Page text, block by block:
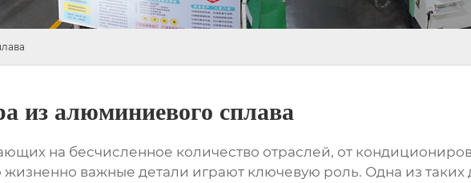
из алюминиевого сплава
на бесчисленное количество отраслей, от
важные детали играют ключевую роль. Одна из таких